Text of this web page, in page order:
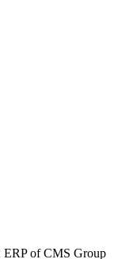
ERP of CMS Group